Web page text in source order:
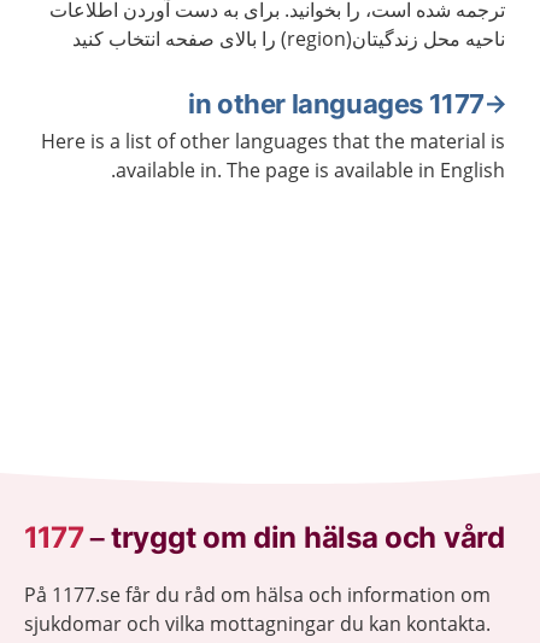
ترجمه شده است، را بخوانید. برای به دست آوردن اطلاعات
ناحیه محل زندگیتان(region) را بالای صفحه انتخاب کنید
1177 in other languages
Here is a list of other languages that the material is
available in. The page is available in English.
1177–tryggt om din hälsa och vård
På 1177.se får du råd om hälsa och information om
sjukdomar och vilka mottagningar du kan kontakta.